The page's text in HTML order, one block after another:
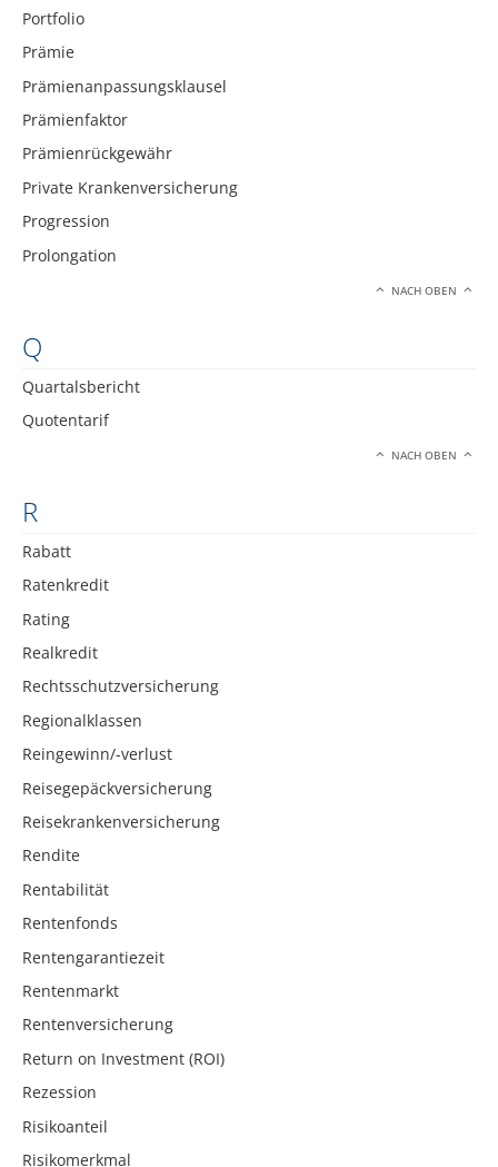
Portfolio
Prämie
Prämienanpassungsklausel
Prämienfaktor
Prämienrückgewähr
Private Krankenversicherung
Progression
Prolongation
NACH OBEN
Q
Quartalsbericht
Quotentarif
NACH OBEN
R
Rabatt
Ratenkredit
Rating
Realkredit
Rechtsschutzversicherung
Regionalklassen
Reingewinn/-verlust
Reisegepäckversicherung
Reisekrankenversicherung
Rendite
Rentabilität
Rentenfonds
Rentengarantiezeit
Rentenmarkt
Rentenversicherung
Return on Investment (ROI)
Rezession
Risikoanteil
Risikomerkmal